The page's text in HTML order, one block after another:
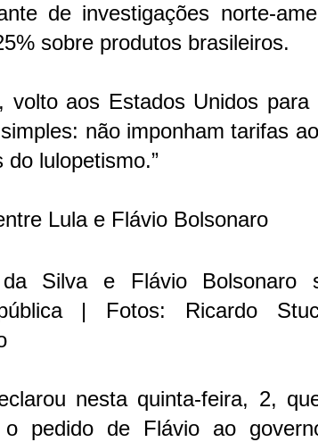
de investigações norte-
sobre produtos brasileiros.
volto aos Estados Unidos para
não imponham tarifas
lulopetismo.”
Lula e Flávio Bolsonaro
Silva e Flávio Bolsonaro
| Fotos: Ricardo
nesta quinta-feira, 2,
o pedido de Flávio ao